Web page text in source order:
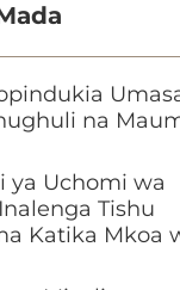
na
ya Uchomi wa
Tishu
Katika Mkoa